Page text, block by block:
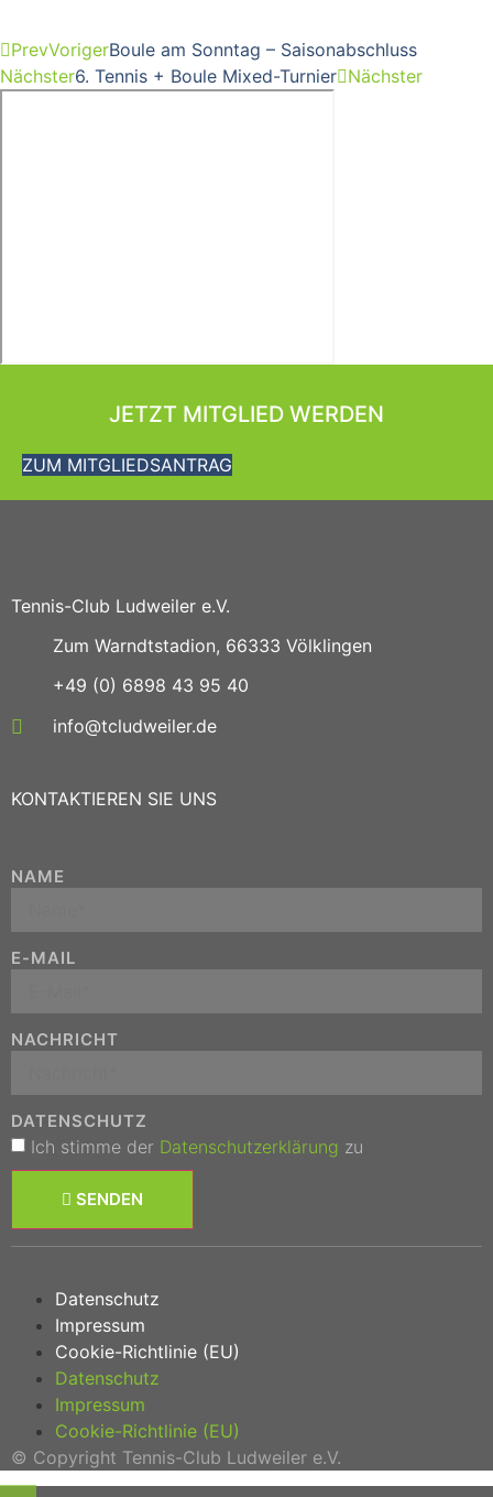
PrevVorigerBoule am Sonntag – Saisonabschluss
Nächster6. Tennis + Boule Mixed-Turnier Nächster
JETZT MITGLIED WERDEN
ZUM MITGLIEDSANTRAG
Tennis-Club Ludweiler e.V.
Zum Warndtstadion, 66333 Völklingen
+49 (0) 6898 43 95 40
info@tcludweiler.de
KONTAKTIEREN SIE UNS
NAME
E-MAIL
NACHRICHT
DATENSCHUTZ
Ich stimme der Datenschutzerklärung zu
SENDEN
Datenschutz
Impressum
Cookie-Richtlinie (EU)
Datenschutz
Impressum
Cookie-Richtlinie (EU)
© Copyright Tennis-Club Ludweiler e.V.